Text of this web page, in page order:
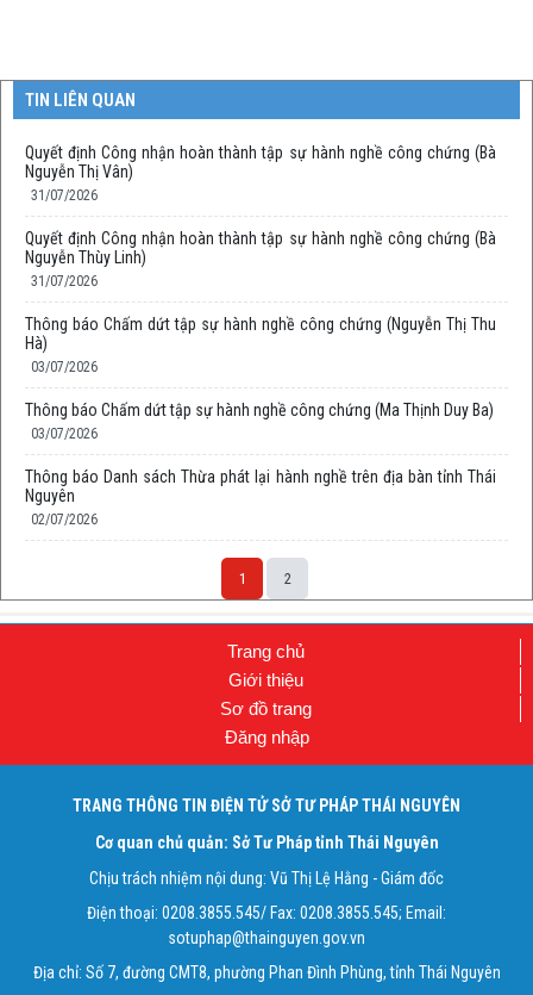
TIN LIÊN QUAN
Quyết định Công nhận hoàn thành tập sự hành nghề công chứng (Bà
Nguyễn Thị Vân)
31/07/2026
Quyết định Công nhận hoàn thành tập sự hành nghề công chứng (Bà
Nguyễn Thùy Linh)
31/07/2026
Thông báo Chấm dứt tập sự hành nghề công chứng (Nguyễn Thị Thu
Hà)
03/07/2026
Thông báo Chấm dứt tập sự hành nghề công chứng (Ma Thịnh Duy Ba)
03/07/2026
Thông báo Danh sách Thừa phát lại hành nghề trên địa bàn tỉnh Thái
Nguyên
02/07/2026
1 2
Trang chủ
Giới thiệu
Sơ đồ trang
Đăng nhập
TRANG THÔNG TIN ĐIỆN TỬ SỞ TƯ PHÁP THÁI NGUYÊN
Cơ quan chủ quản: Sở Tư Pháp tỉnh Thái Nguyên
Chịu trách nhiệm nội dung: Vũ Thị Lệ Hằng - Giám đốc
Điện thoại: 0208.3855.545/ Fax: 0208.3855.545; Email:
sotuphap@thainguyen.gov.vn
Địa chỉ: Số 7, đường CMT8, phường Phan Đình Phùng, tỉnh Thái Nguyên